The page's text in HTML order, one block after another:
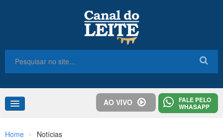
FALE PELO
WHASAPP
AO VIVO
Home › Notícias